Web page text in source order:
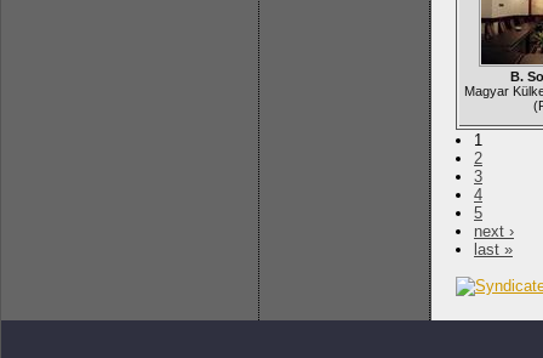
B.
Magyar
1
2
3
4
5
next ›
last »